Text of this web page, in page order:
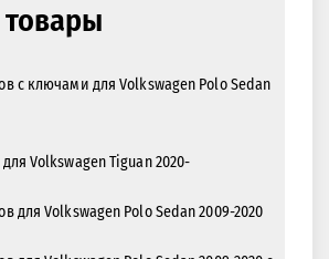
с ключами для Volkswagen Polo Sedan
Volkswagen Tiguan 2020-
для Volkswagen Polo Sedan 2009-2020